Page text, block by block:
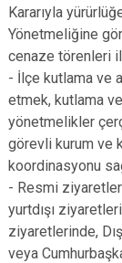
Kararıyla
Yönetmeliğine
cenaze törenleri
- İlçe kutlama ve
etmek, kutlama
yönetmelikler
görevli kurum ve
koordinasyonu
- Resmi
yurtdışı
ziyaretlerinde,
veya